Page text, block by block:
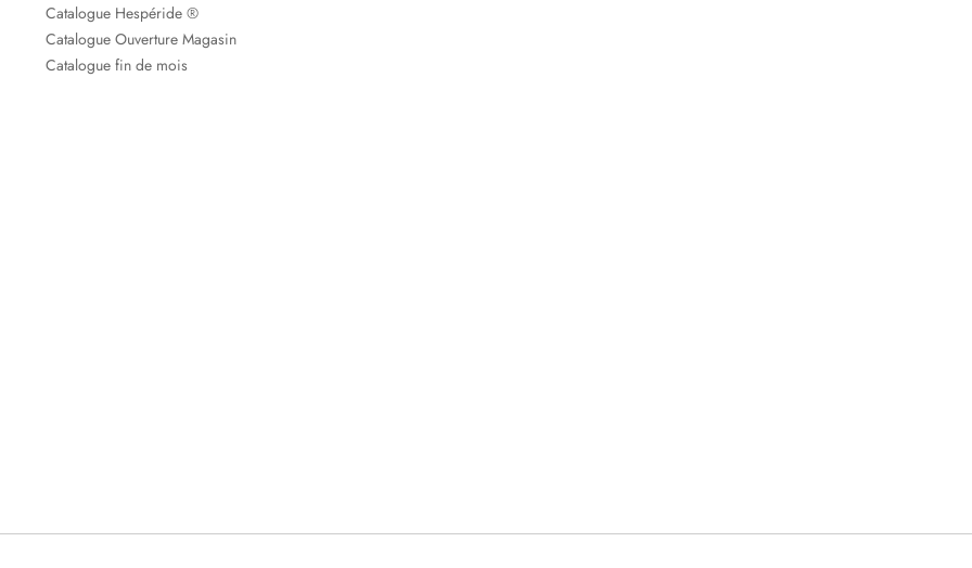
Catalogue Hespéride ®
Catalogue Ouverture Magasin
Catalogue fin de mois